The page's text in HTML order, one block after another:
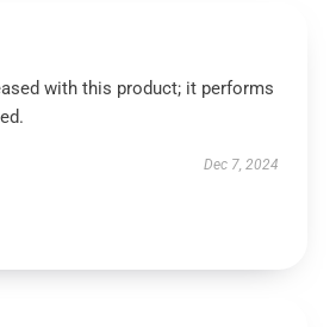
with this product; it performs
Dec 7, 2024